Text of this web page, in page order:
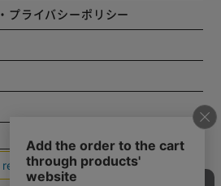
プライバシーポリシー
ポレートサイト